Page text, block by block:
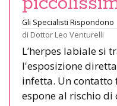
Gli Specialisti Rispondono
di Dottor Leo Venturelli
L’herpes labiale si
l'esposizione
infetta. Un
espone al rischio di